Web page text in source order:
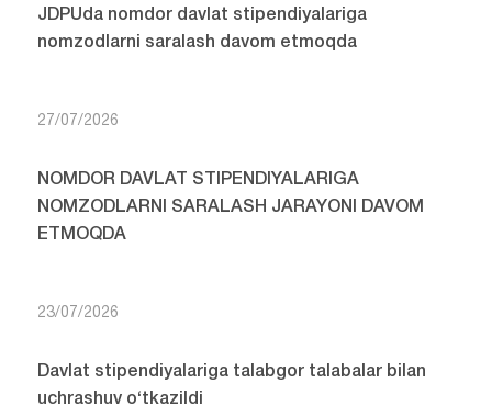
JDPUda nomdor davlat stipendiyalariga
nomzodlarni saralash davom etmoqda
27/07/2026
NOMDOR DAVLAT STIPENDIYALARIGA
NOMZODLARNI SARALASH JARAYONI DAVOM
ETMOQDA
23/07/2026
Davlat stipendiyalariga talabgor talabalar bilan
uchrashuv o‘tkazildi